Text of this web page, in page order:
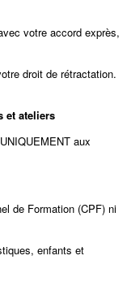
votre accord exprès,
droit de rétractation.
et ateliers
aux
de Formation (CPF) ni
enfants et